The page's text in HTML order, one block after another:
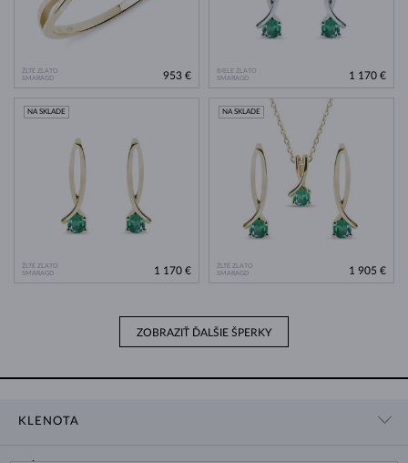
ŽLTÉ ZLATO
SMARAGD
953 €
BIELE ZLATO
SMARAGD
1 170 €
ŽLTÉ ZLATO
SMARAGD
NA SKLADE
1 170 €
ŽLTÉ ZLATO
SMARAGD
NA SKLADE
1 905 €
ZOBRAZIŤ ĎALŠIE ŠPERKY
KLENOTA